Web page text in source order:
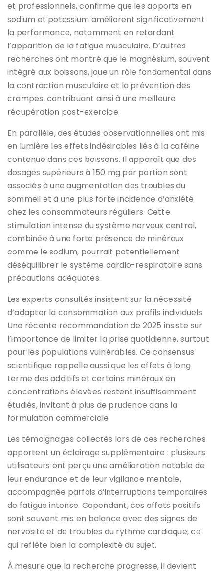
et professionnels, confirme que les apports en
sodium et potassium améliorent significativement
la performance, notamment en retardant
l’apparition de la fatigue musculaire. D’autres
recherches ont montré que le magnésium, souvent
intégré aux boissons, joue un rôle fondamental dans
la contraction musculaire et la prévention des
crampes, contribuant ainsi à une meilleure
récupération post-exercice.
En parallèle, des études observationnelles ont mis
en lumière les effets indésirables liés à la caféine
contenue dans ces boissons. Il apparaît que des
dosages supérieurs à 150 mg par portion sont
associés à une augmentation des troubles du
sommeil et à une plus forte incidence d’anxiété
chez les consommateurs réguliers. Cette
stimulation intense du système nerveux central,
combinée à une forte présence de minéraux
comme le sodium, pourrait potentiellement
déséquilibrer le système cardio-respiratoire sans
précautions adéquates.
Les experts consultés insistent sur la nécessité
d’adapter la consommation aux profils individuels.
Une récente recommandation de 2025 insiste sur
l’importance de limiter la prise quotidienne, surtout
pour les populations vulnérables. Ce consensus
scientifique rappelle aussi que les effets à long
terme des additifs et certains minéraux en
concentrations élevées restent insuffisamment
étudiés, invitant à plus de prudence dans la
formulation commerciale.
Les témoignages collectés lors de ces recherches
apportent un éclairage supplémentaire : plusieurs
utilisateurs ont perçu une amélioration notable de
leur endurance et de leur vigilance mentale,
accompagnée parfois d’interruptions temporaires
de fatigue intense. Cependant, ces effets positifs
sont souvent mis en balance avec des signes de
nervosité et de troubles du rythme cardiaque, ce
qui reflète bien la complexité du sujet.
À mesure que la recherche progresse, il devient